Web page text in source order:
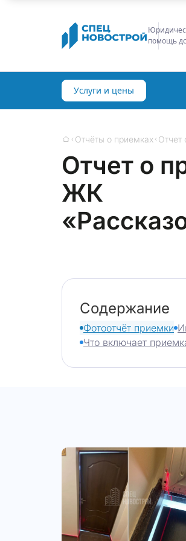
Услуги и цены
Главная
Отчёты о приемках Отчет
Отчет о
ЖК
Содержание
Фотоотчёт приемки
Что включает